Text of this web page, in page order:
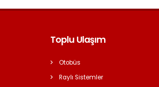
Toplu Ulaşım
Otobüs
Raylı Sistemler